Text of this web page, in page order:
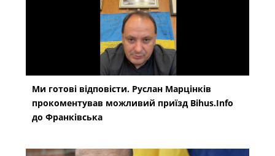
Ми готові відповісти. Руслан Марцінків
прокоментував можливий приїзд Bihus.Info
до Франківська